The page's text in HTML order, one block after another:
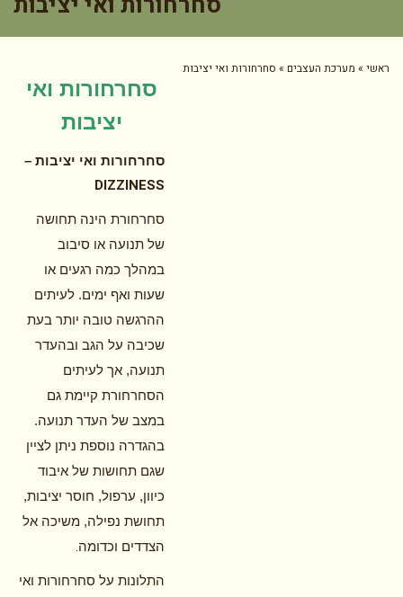
מערכת העצבים »סחרחורות ואי יציבות
סחרחורות ואי
יציבות
סחרחורות ואי יציבות –
DIZZINESS
סחרחורת הינה תחושה
של תנועה או סיבוב
במהלך כמה רגעים או
שעות ואף ימים. לעיתים
ההרגשה טובה יותר בעת
שכיבה על הגב ובהעדר
תנועה, אך לעיתים
הסחרחורת קיימת גם
במצב של העדר תנועה.
בהגדרה נוספת ניתן לציין
שגם תחושות של איבוד
כיוון, ערפול, חוסר יציבות,
תחושת נפילה, משיכה אל
הצדדים וכדומה.
התלונות על סחרחורות ואי